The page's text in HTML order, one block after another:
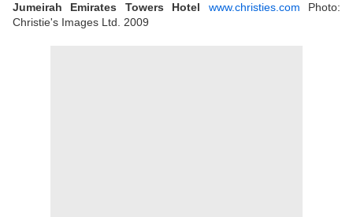
Jumeirah Emirates Towers Hotel www.christies.com Photo:
Christie's Images Ltd. 2009